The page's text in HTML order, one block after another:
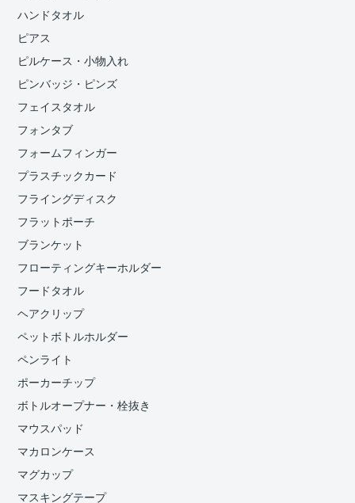
ハンドタオル
ピアス
ピルケース・小物入れ
ピンバッジ・ピンズ
フェイスタオル
フォンタブ
フォームフィンガー
プラスチックカード
フライングディスク
フラットポーチ
ブランケット
フローティングキーホルダー
フードタオル
ヘアクリップ
ペットボトルホルダー
ペンライト
ポーカーチップ
ボトルオープナー・栓抜き
マウスパッド
マカロンケース
マグカップ
マスキングテープ